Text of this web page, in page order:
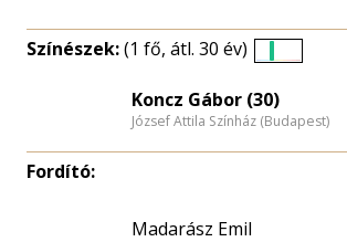
Színészek:(1 fő, átl. 30 év)
eloszlás
nagyítása
Koncz Gábor (30)
József Attila Színház (Budapest)
Fordító:
Madarász Emil